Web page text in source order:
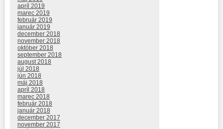
apríl 2019
marec 2019
február 2019
január 2019
december 2018
november 2018
október 2018
september 2018
august 2018
júl 2018
jún 2018
máj 2018
apríl 2018
marec 2018
február 2018
január 2018
december 2017
november 2017